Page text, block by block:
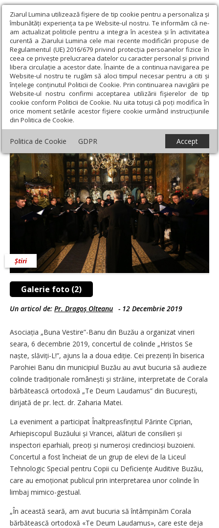
Ziarul Lumina utilizează fişiere de tip cookie pentru a personaliza și
îmbunătăți experiența ta pe Website-ul nostru. Te informăm că ne-
am actualizat politicile pentru a integra în acestea și în activitatea
curentă a Ziarului Lumina cele mai recente modificări propuse de
Regulamentul (UE) 2016/679 privind protecția persoanelor fizice în
ceea ce privește prelucrarea datelor cu caracter personal și privind
libera circulație a acestor date. Înainte de a continua navigarea pe
Website-ul nostru te rugăm să aloci timpul necesar pentru a citi și
înțelege conținutul Politicii de Cookie. Prin continuarea navigării pe
Website-ul nostru confirmi acceptarea utilizării fişierelor de tip
cookie conform Politicii de Cookie. Nu uita totuși că poți modifica în
orice moment setările acestor fişiere cookie urmând instrucțiunile
din Politica de Cookie.
Politica de Cookie GDPR Accept
Ziarul Lumina › Actualitate religioasă › Știri › Concert de colinde
și daruri pentru copiii din comunități sărace din județul Buzău
Concert de colinde și daruri pentru copiii
din comunități sărace din județul Buzău
Galerie foto (2)
Știri
Un articol de: Pr. Dragoș Olteanu - 12 Decembrie 2019
Asociația „Buna Vestire”-Banu din Buzău a organizat vineri
seara, 6 decembrie 2019, concertul de colinde „Hristos Se
naște, slăviți-L!”, ajuns la a doua ediție. Cei prezenți în biserica
Parohiei Banu din municipiul Buzău au avut bucuria să audieze
colinde tradiționale românești și străine, interpretate de Corala
bărbătească ortodoxă „Te Deum Laudamus” din București,
dirijată de pr. lect. dr. Zaharia Matei.
La eveniment a participat Înaltpreasfințitul Părinte Ciprian,
Arhiepiscopul Buzăului și Vrancei, alături de consilieri și
inspectori eparhiali, preoți și numeroși credincioși buzoieni.
Concertul a fost încheiat de un grup de elevi de la Liceul
Tehnologic Special pentru Copii cu Deficiențe Auditive Buzău,
care au emoționat publicul prin interpretarea unor colinde în
limbaj mimico-gestual.
„În această seară, am avut bucuria să întâmpinăm Corala
bărbătească ortodoxă «Te Deum Laudamus», care este deja